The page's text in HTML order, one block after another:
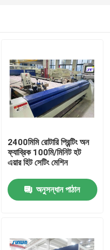
2400মিমি রোটারি প্রিন্টিং অন
ফ্যাব্রিক 100মি/মিনিট হট
এয়ার হিট সেটিং মেশিন
অনুসন্ধান পাঠান